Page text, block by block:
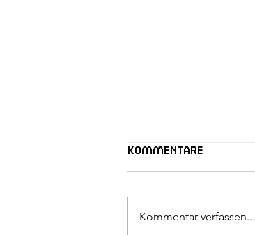
Kommentare
Kommentar verfassen...